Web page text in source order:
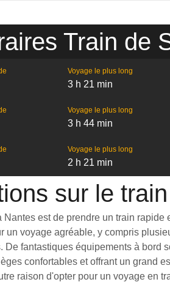
Train de
Voyage le plus long
3 h 21 min
Voyage le plus long
3 h 44 min
Voyage le plus long
2 h 21 min
sur le
est de prendre un train
voyage agréable, y compris
fantastiques équipements à
confortables et offrant un grand
raison d'opter pour un voyage en